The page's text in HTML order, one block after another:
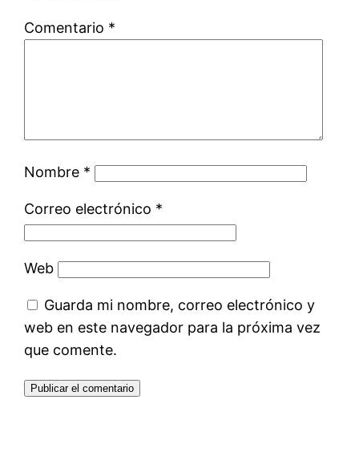
Comentario *
Nombre *
Correo electrónico *
Web
Guarda mi nombre, correo electrónico y
web en este navegador para la próxima vez
que comente.